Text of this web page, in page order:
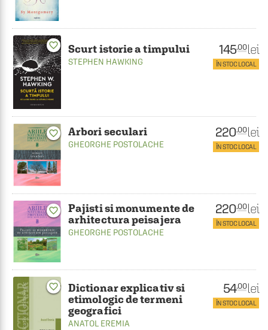
favorite_border Scurt istorie a timpului
STEPHEN HAWKING
145.00 lei
ÎN STOC LOCAL
favorite_border Arbori seculari
GHEORGHE POSTOLACHE
220.00 lei
ÎN STOC LOCAL
favorite_border
Pajisti si monumente de
arhitectura peisajera
GHEORGHE POSTOLACHE
220.00 lei
ÎN STOC LOCAL
favorite_border
Dictionar explicativ si
etimologic de termeni
geografici
ANATOL EREMIA
54.00 lei
ÎN STOC LOCAL